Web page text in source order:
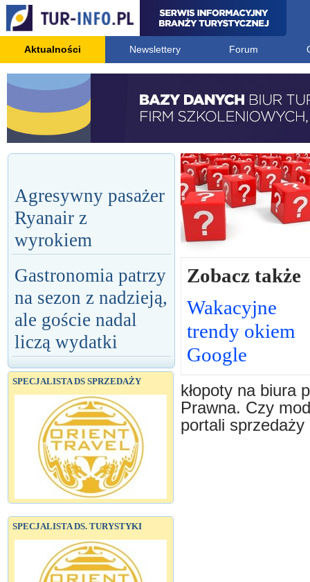
Aktualności Newslettery Forum
Agresywny pasażer
Ryanair z
wyrokiem
Gastronomia patrzy
na sezon z nadzieją,
ale goście nadal
liczą wydatki
SPECJALISTA DS SPRZEDAŻY
SPECJALISTA DS. TURYSTYKI
Zobacz także
Wakacyjne
trendy okiem
Google
kłopoty na biura
Prawna. Czy
portali sprzedaży